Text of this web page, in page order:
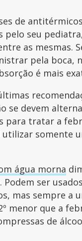
de antitérmicos
pelo seu
as mesmas.
pela boca,
é mais
se devem
para tratar a
utilizar somente
água morna
Podem ser
mas sempre a
menor que a
de